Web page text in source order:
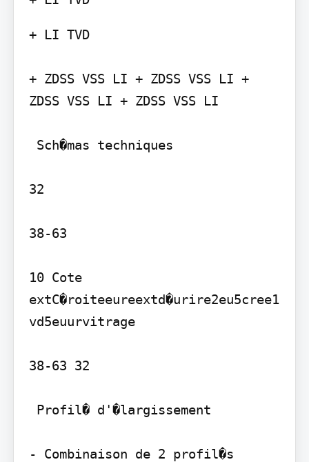
+ LI TVD
+ ZDSS VSS LI + ZDSS VSS LI +
ZDSS VSS LI + ZDSS VSS LI
32
38-63
10 Cote
extC�roiteeureextd�urire2eu5cree1
vd5euurvitrage
38-63 32
- Combinaison de 2 profil�s